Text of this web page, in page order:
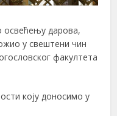
освећењу дарова,
у свештени чин
факултета
коју доносимо у